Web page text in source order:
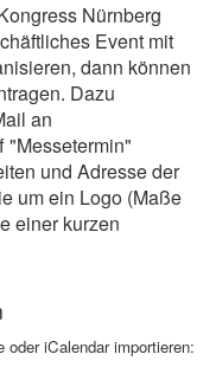
Nürnberg
Event mit
dann können
Dazu
an
"Messetermin"
und Adresse der
um ein Logo (Maße
einer kurzen
iCalendar importieren: